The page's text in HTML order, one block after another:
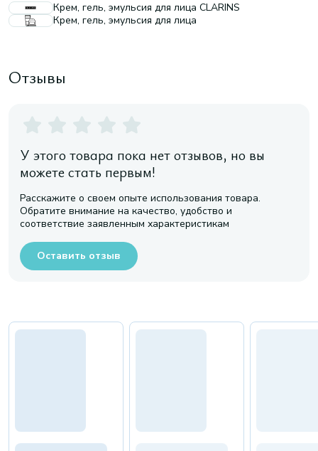
Крем, гель, эмульсия для лица CLARINS
Крем, гель, эмульсия для лица
Отзывы
У этого товара пока нет отзывов, но вы
можете стать первым!
Расскажите о своем опыте использования товара.
Обратите внимание на качество, удобство и
соответствие заявленным характеристикам
Оставить отзыв